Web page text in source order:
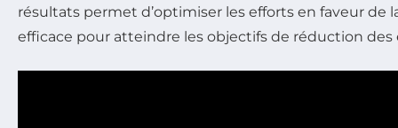
résultats permet d’optimiser les efforts en faveur de
efficace pour atteindre les objectifs de réduction des